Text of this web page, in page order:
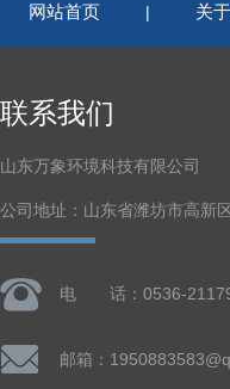
网站首页 | 关
联系我们
山东万象环境科技有限公司
公司地址：山东省潍坊市高新
电 话：0536-
邮箱：